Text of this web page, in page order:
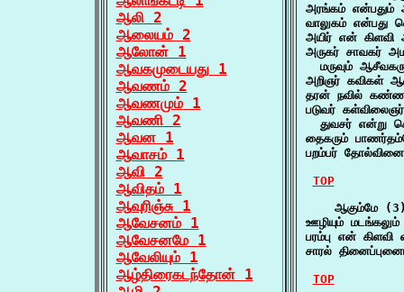
ஆலி 2
ஆலையம் 2
ஆலோன் 1
ஆவகமுடையது 1
ஆவணம் 2
ஆவணமும் 1
ஆவணி 2
ஆவன 1
ஆவாசம் 1
ஆவி 2
ஆவிதம் 1
ஆவுரிஞ்சு 1
ஆவேசனம் 1
ஆவேசனமே 1
ஆவேலியும் 1
ஆழ்திரைகடந்தோன் 1
அரங்கம்
வாலுகம்
அயிர் என்
அருகர் சாவகர்
மருவும்
அறிஞர் கவிகள்
தரன் நவில்
படுவர்
துவசர் என்று
தைகரும்
பறம்பர்
TOP
ஆகும்மே
ஊழியும்
பரம்பு என்
சாரல்
TOP